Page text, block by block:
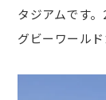
タジアムです
グビーワール